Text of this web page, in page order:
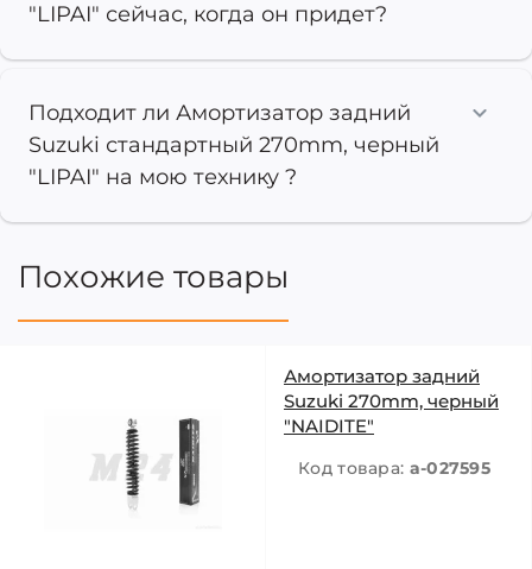
"LIPAI" сейчас, когда он придет?
Подходит ли Амортизатор задний
Suzuki стандартный 270mm, черный
"LIPAI" на мою технику ?
Похожие товары
Амортизатор задний
Suzuki 270mm, черный
"NAIDITE"
Код товара: a-027595